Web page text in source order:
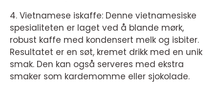
4. Vietnamese iskaffe: Denne vietnamesiske
spesialiteten er laget ved å blande mørk,
robust kaffe med kondensert melk og isbiter.
Resultatet er en søt, kremet drikk med en unik
smak. Den kan også serveres med ekstra
smaker som kardemomme eller sjokolade.